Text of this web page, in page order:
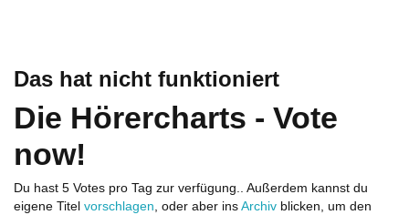
Das hat nicht funktioniert
Die Hörercharts - Vote
now!
Du hast 5 Votes pro Tag zur verfügung.. Außerdem kannst du
eigene Titel vorschlagen, oder aber ins Archiv blicken, um den